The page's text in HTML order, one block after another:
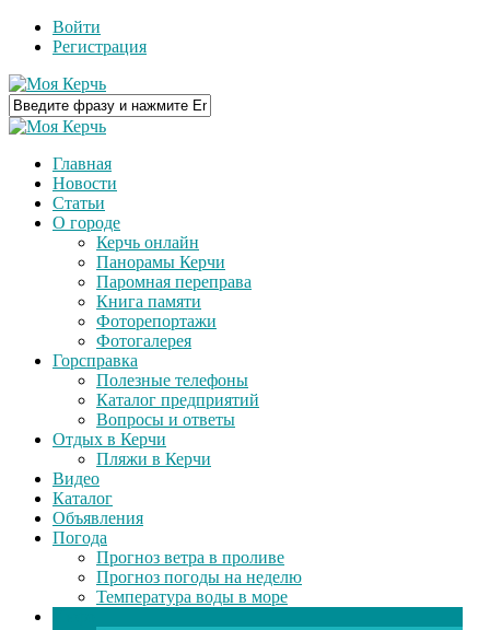
Войти
Регистрация
Главная
Новости
Статьи
О городе
Керчь онлайн
Панорамы Керчи
Паромная переправа
Книга памяти
Фоторепортажи
Фотогалерея
Горсправка
Полезные телефоны
Каталог предприятий
Вопросы и ответы
Отдых в Керчи
Пляжи в Керчи
Видео
Каталог
Объявления
Погода
Прогноз ветра в проливе
Прогноз погоды на неделю
Температура воды в море